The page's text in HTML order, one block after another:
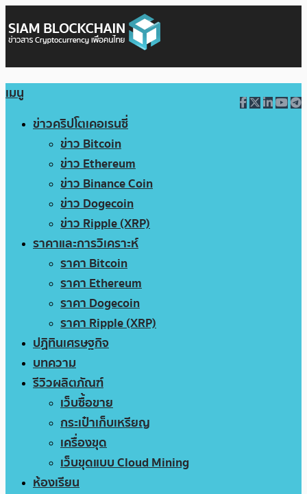
เมนู
ข่าวคริปโตเคอเรนซี่
ข่าว Bitcoin
ข่าว Ethereum
ข่าว Binance Coin
ข่าว Dogecoin
ข่าว Ripple (XRP)
ราคาและการวิเคราะห์
ราคา Bitcoin
ราคา Ethereum
ราคา Dogecoin
ราคา Ripple (XRP)
ปฏิทินเศรษฐกิจ
บทความ
รีวิวผลิตภัณฑ์
เว็บซื้อขาย
กระเป๋าเก็บเหรียญ
เครื่องขุด
เว็บขุดแบบ Cloud Mining
ห้องเรียน